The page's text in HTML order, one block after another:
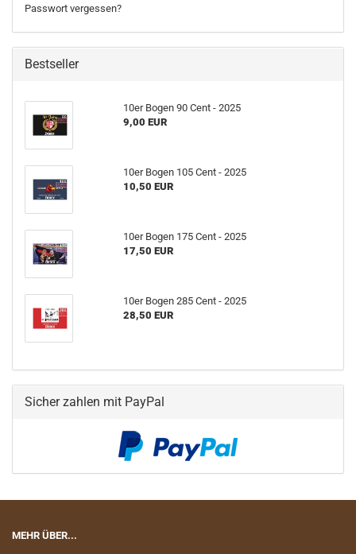
Passwort vergessen?
Bestseller
10er Bogen 90 Cent - 2025
9,00 EUR
10er Bogen 105 Cent - 2025
10,50 EUR
10er Bogen 175 Cent - 2025
17,50 EUR
10er Bogen 285 Cent - 2025
28,50 EUR
Sicher zahlen mit PayPal
MEHR ÜBER...